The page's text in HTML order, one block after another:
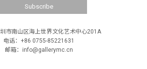
市南山区海上世界文化艺术中心201A
电话：+86 0755-85221631
邮箱：info@gallerymc.cn